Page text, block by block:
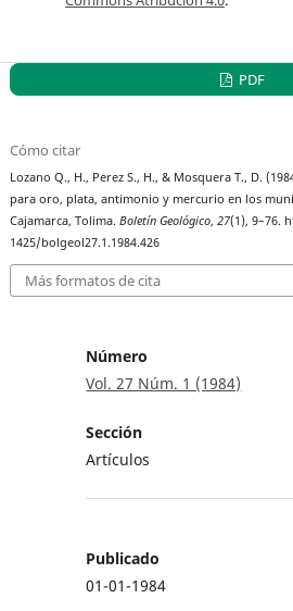
PDF
Cómo citar
Lozano Q., H., Perez S., H., & Mosquera T., D.
para oro, plata, antimonio y mercurio en los
Cajamarca, Tolima.Boletín Geológico,27(1), 9–76.
1425/bolgeol27.1.1984.426
Más formatos de cita
Número
Vol. 27 Núm. 1 (1984)
Sección
Artículos
Publicado
01-01-1984